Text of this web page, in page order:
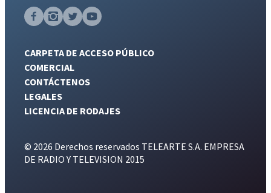
CARPETA DE ACCESO PÚBLICO
COMERCIAL
CONTÁCTENOS
LEGALES
LICENCIA DE RODAJES
© 2026 Derechos reservados TELEARTE S.A. EMPRESA
DE RADIO Y TELEVISION 2015